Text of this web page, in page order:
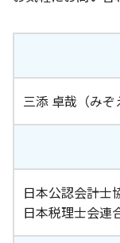
三添 卓哉（みぞ
日本公認会計
日本税理士会